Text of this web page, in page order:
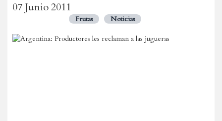
07 Junio 2011
Frutas Noticias